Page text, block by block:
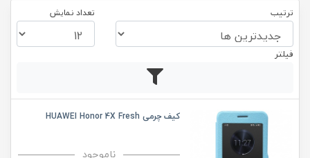
ترتیب تعداد نمایش
فیلتر
کیف چرمی HUAWEI Honor 4X Fresh
ناموجود